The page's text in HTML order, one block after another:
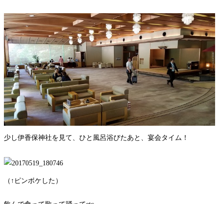
少し伊香保神社を見て、ひと風呂浴びたあと、宴会タイム！
（↑ピンボケした）